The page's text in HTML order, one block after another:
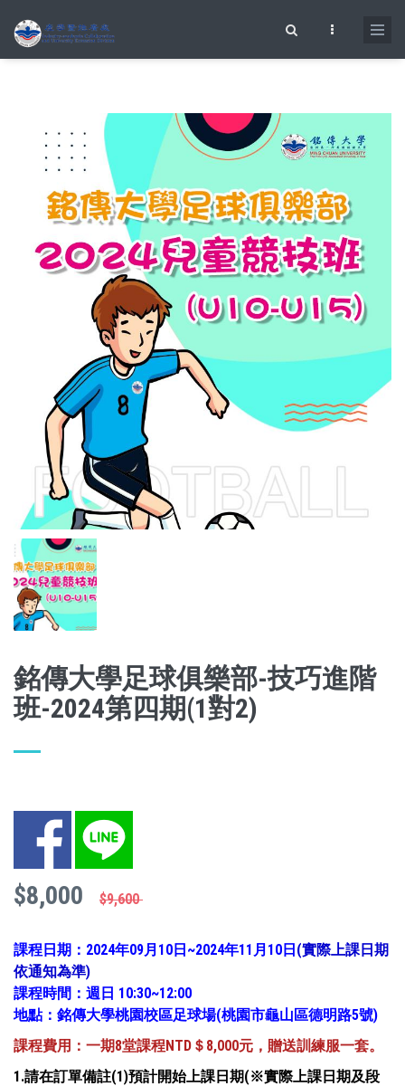
銘傳大學足球俱樂部-技巧進階
班-2024第四期(1對2)
Facebook LINE
$8,000 $9,600
課程日期：2024年09月10日~2024年11月10日(實際上課日期
依通知為準)
課程時間：週日 10:30~12:00
地點：銘傳大學桃園校區足球場(桃園市龜山區德明路5號)
課程費用：一期8堂課程NTD ＄8,000元，贈送訓練服一套。
1.請在訂單備註(1)預計開始上課日期(※實際上課日期及段